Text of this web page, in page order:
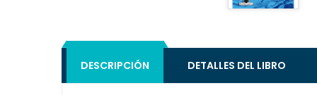
DESCRIPCIÓN DETALLES DEL LIBRO